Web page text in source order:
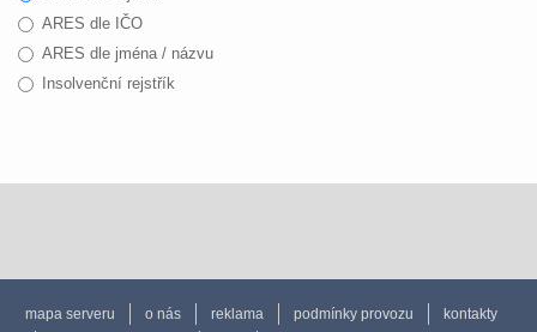
ARES dle IČO
ARES dle jména / názvu
Insolvenční rejstřík
mapa serveru o nás reklama podmínky provozu kontakty